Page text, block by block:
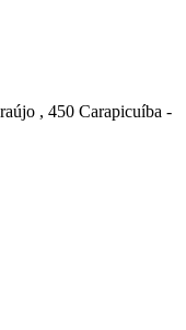
, 450 Carapicuíba -